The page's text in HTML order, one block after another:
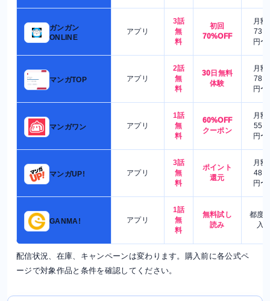
ガンガン
ONLINE
アプリ
3話
無
料
初回
70%OFF
月額
730
円〜
マンガTOP アプリ
2話
無
料
30日無料
体験
月額
780
円〜
マンガワン アプリ
1話
無
料
60%OFF
クーポン
月額
550
円〜
マンガUP! アプリ
3話
無
料
ポイント
還元
月額
480
円〜
GANMA! アプリ
1話
無
料
無料試し
読み
都度
入
配信状況、在庫、キャンペーンは変わります。購入前に各公式ペ
ージで対象作品と条件を確認してください。